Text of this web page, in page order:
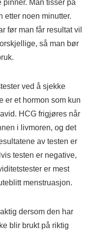
Man tisser på
etter noen minutter.
før man får resultat vil
så man bør
ved å sjekke
er et hormon som kun
HCG frigjøres når
i livmoren, og det
av testen er
testen er negative,
er mest
menstruasjon.
dersom den har
blir brukt på riktig